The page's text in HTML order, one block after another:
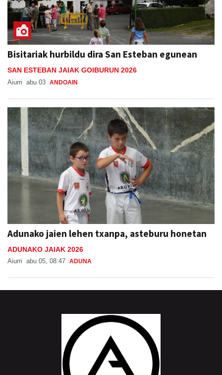
Bisitariak hurbildu dira San Esteban egunean
SAN ESTEBAN JAIAK GOIBURUN 2026
Aiurri abu 03 ANDOAIN
Adunako jaien lehen txanpa, asteburu honetan
ADUNAKO JAIAK 2026
Aiurri abu 05, 08:47 ADUNA